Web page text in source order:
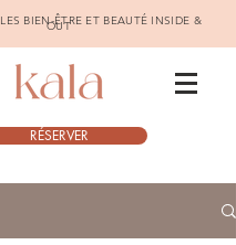
BIEN-ÊTRE ET BEAUTÉ INSIDE &
OUT
RÉSERVER